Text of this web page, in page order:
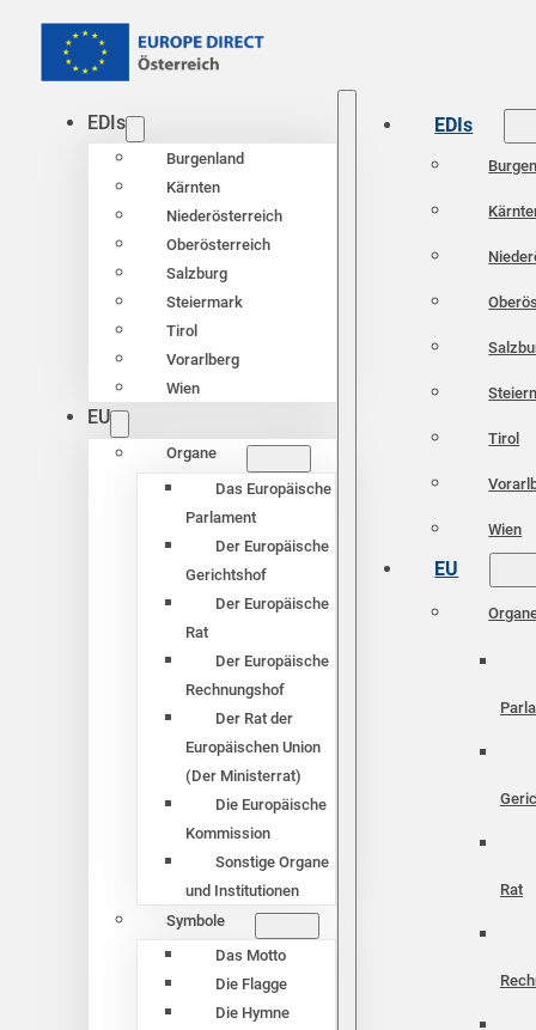
EDIs
Burgenland
Kärnten
Niederösterreich
Oberösterreich
Salzburg
Steiermark
Tirol
Vorarlberg
Wien
EU
Organe
Das Europäische
Parlament
Der Europäische
Gerichtshof
Der Europäische
Rat
Der Europäische
Rechnungshof
Der Rat der
Europäischen Union
(Der Ministerrat)
Die Europäische
Kommission
Sonstige Organe
und Institutionen
Symbole
Das Motto
Die Flagge
Die Hymne
EDIs
Tirol
Wien
EU
Rat